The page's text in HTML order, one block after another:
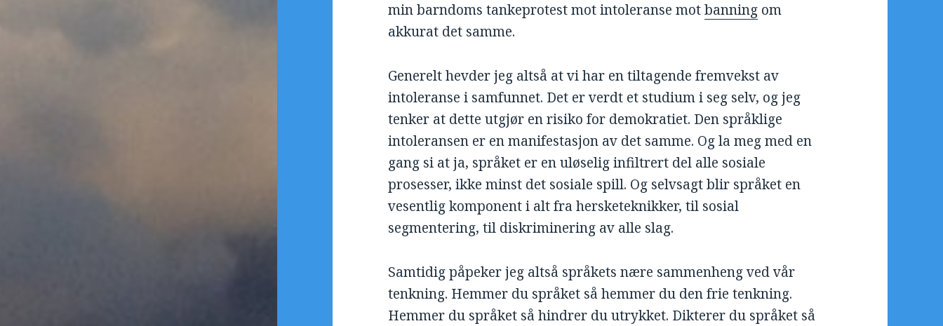
min barndoms tankeprotest mot intoleranse motbanning om
akkurat det samme.
Generelt hevder jeg altså at vi har en tiltagende fremvekst av
intoleranse i samfunnet. Det er verdt et studium i seg selv, og jeg
tenker at dette utgjør en risiko for demokratiet. Den språklige
intoleransen er en manifestasjon av det samme. Og la meg med en
gang si at ja, språket er en uløselig infiltrert del alle sosiale
prosesser, ikke minst det sosiale spill. Og selvsagt blir språket en
vesentlig komponent i alt fra hersketeknikker, til sosial
segmentering, til diskriminering av alle slag.
Samtidig påpeker jeg altså språkets nære sammenheng ved vår
tenkning. Hemmer du språket så hemmer du den frie tenkning.
Hemmer du språket så hindrer du utrykket. Dikterer du språket så